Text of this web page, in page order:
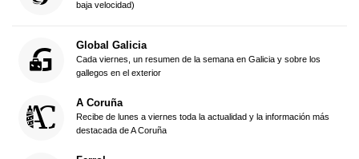
baja velocidad)
Global Galicia
Cada viernes, un resumen de la semana en Galicia y sobre los
gallegos en el exterior
A Coruña
Recibe de lunes a viernes toda la actualidad y la información más
destacada de A Coruña